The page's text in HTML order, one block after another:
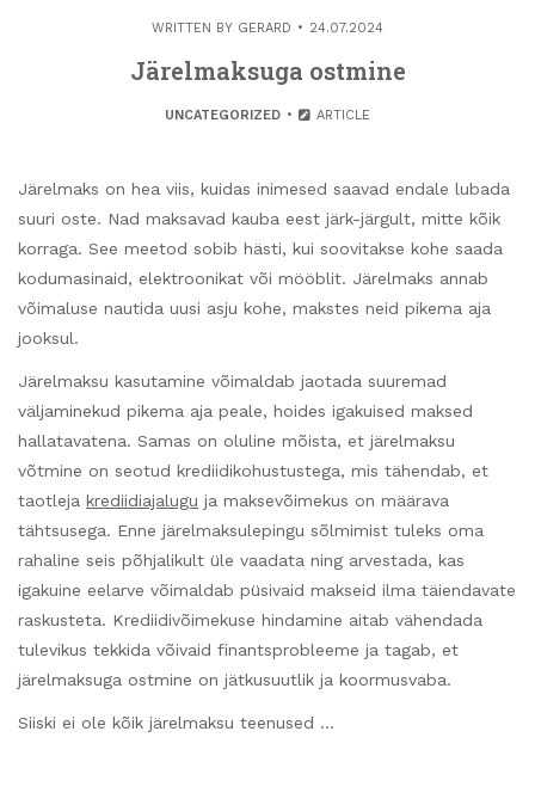
WRITTEN BY GERARD 24.07.2024
Järelmaksuga ostmine
UNCATEGORIZED ARTICLE
Järelmaks on hea viis, kuidas inimesed saavad endale lubada
suuri oste. Nad maksavad kauba eest järk-järgult, mitte kõik
korraga. See meetod sobib hästi, kui soovitakse kohe saada
kodumasinaid, elektroonikat või mööblit. Järelmaks annab
võimaluse nautida uusi asju kohe, makstes neid pikema aja
jooksul.
Järelmaksu kasutamine võimaldab jaotada suuremad
väljaminekud pikema aja peale, hoides igakuised maksed
hallatavatena. Samas on oluline mõista, et järelmaksu
võtmine on seotud krediidikohustustega, mis tähendab, et
taotleja krediidiajalugu ja maksevõimekus on määrava
tähtsusega. Enne järelmaksulepingu sõlmimist tuleks oma
rahaline seis põhjalikult üle vaadata ning arvestada, kas
igakuine eelarve võimaldab püsivaid makseid ilma täiendavate
raskusteta. Krediidivõimekuse hindamine aitab vähendada
tulevikus tekkida võivaid finantsprobleeme ja tagab, et
järelmaksuga ostmine on jätkusuutlik ja koormusvaba.
Siiski ei ole kõik järelmaksu teenused …